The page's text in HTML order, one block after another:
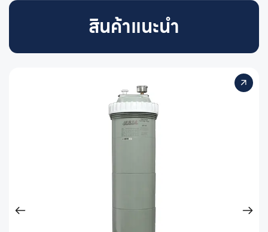
สินค้าแนะนำ